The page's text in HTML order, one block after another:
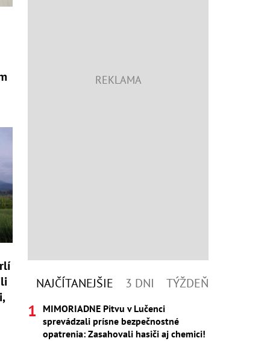
NAJČÍTANEJŠIE 3 DNI TÝŽDEŇ
MIMORIADNE Pitvu v Lučenci
sprevádzali prísne bezpečnostné
opatrenia: Zasahovali hasiči aj chemici!